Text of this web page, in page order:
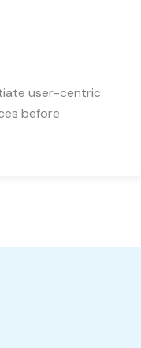
user-centric
before